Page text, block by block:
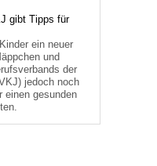
gibt Tipps für
ein neuer
und
der
jedoch noch
einen gesunden